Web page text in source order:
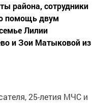
района, сотрудники
помощь двум
Лилии
и Зои Матыковой из
25-летия МЧС и